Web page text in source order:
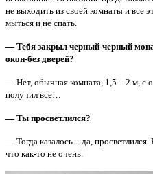
не выходить из своей комнаты и все
мыться и не спать.
— Тебя закрыл черный-черный
окон-без дверей?
— Нет, обычная комната, 1,5 – 2 м, с
получил все…
— Ты просветлился?
— Тогда казалось – да,
что как-то не очень.